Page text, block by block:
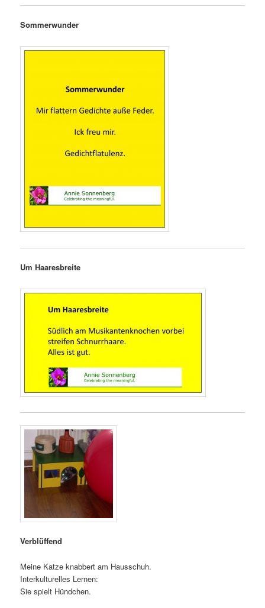
Sommerwunder
Um Haaresbreite
Verblüffend
Meine Katze knabbert am Hausschuh.
Interkulturelles Lernen:
Sie spielt Hündchen.